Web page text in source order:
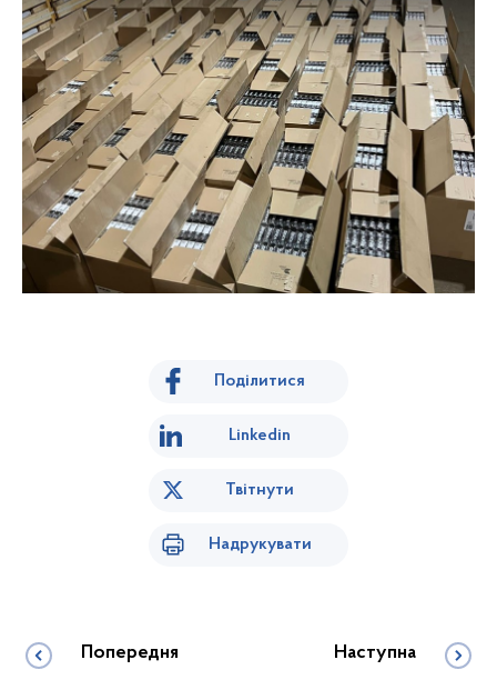
Поділитися
Linkedin
Твітнути
Надрукувати
Попередня Наступна